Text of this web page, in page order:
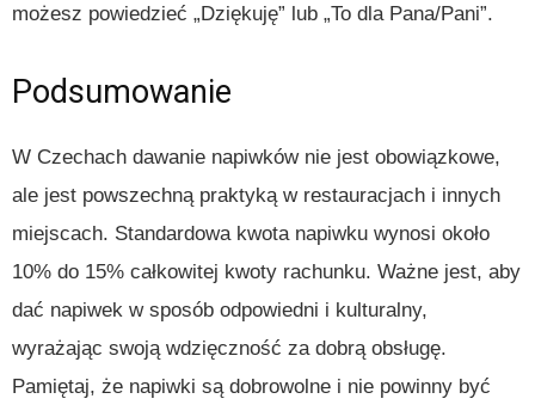
możesz powiedzieć „Dziękuję” lub „To dla Pana/Pani”.
Podsumowanie
W Czechach dawanie napiwków nie jest obowiązkowe,
ale jest powszechną praktyką w restauracjach i innych
miejscach. Standardowa kwota napiwku wynosi około
10% do 15% całkowitej kwoty rachunku. Ważne jest, aby
dać napiwek w sposób odpowiedni i kulturalny,
wyrażając swoją wdzięczność za dobrą obsługę.
Pamiętaj, że napiwki są dobrowolne i nie powinny być